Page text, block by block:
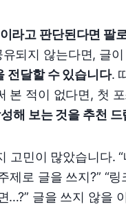
라고 판단된다면 팔
되지 않는다면, 글
전달할 수 있습니다.
본 적이 없다면, 첫
해 보는 것을 추천 드
고민이 많았습니다.
제로 글을 쓰지?” “
…?” 글을 쓰지 않을